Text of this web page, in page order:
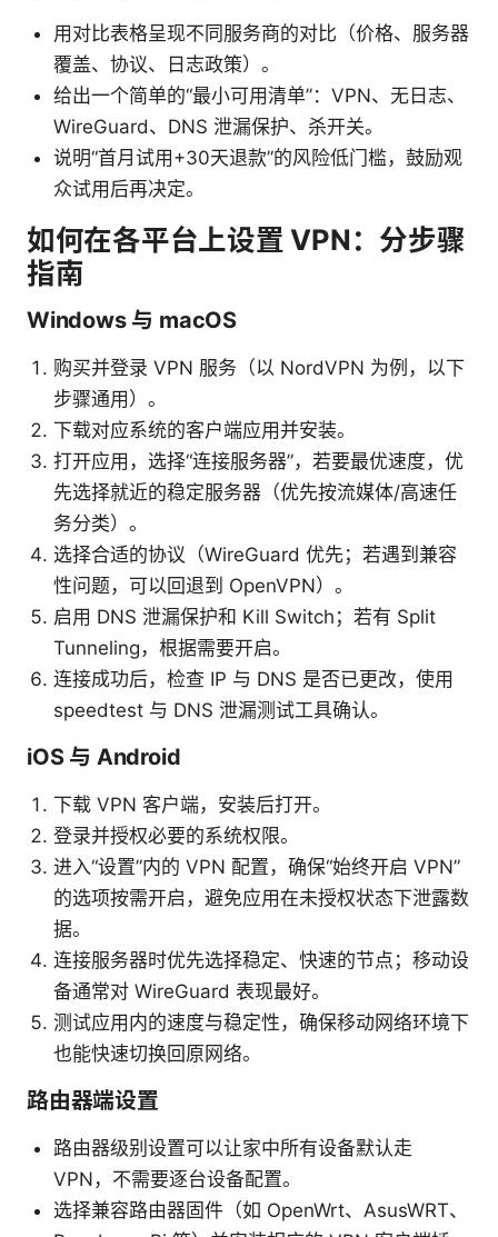
用对比表格呈现不同服务商的对比（价格、服务器
覆盖、协议、日志政策）。
给出一个简单的“最小可用清单”：VPN、无日志、
WireGuard、DNS 泄漏保护、杀开关。
说明“首月试用+30天退款”的风险低门槛，鼓励观
众试用后再决定。
如何在各平台上设置 VPN：分步骤
指南
Windows 与 macOS
购买并登录 VPN 服务（以 NordVPN 为例，以下
步骤通用）。
下载对应系统的客户端应用并安装。
打开应用，选择“连接服务器”，若要最优速度，优
先选择就近的稳定服务器（优先按流媒体/高速任
务分类）。
选择合适的协议（WireGuard 优先；若遇到兼容
性问题，可以回退到 OpenVPN）。
启用 DNS 泄漏保护和 Kill Switch；若有 Split
Tunneling，根据需要开启。
连接成功后，检查 IP 与 DNS 是否已更改，使用
speedtest 与 DNS 泄漏测试工具确认。
iOS 与 Android
下载 VPN 客户端，安装后打开。
登录并授权必要的系统权限。
进入“设置”内的 VPN 配置，确保“始终开启 VPN”
的选项按需开启，避免应用在未授权状态下泄露数
据。
连接服务器时优先选择稳定、快速的节点；移动设
备通常对 WireGuard 表现最好。
测试应用内的速度与稳定性，确保移动网络环境下
也能快速切换回原网络。
路由器端设置
路由器级别设置可以让家中所有设备默认走
VPN，不需要逐台设备配置。
选择兼容路由器固件（如 OpenWrt、AsusWRT、